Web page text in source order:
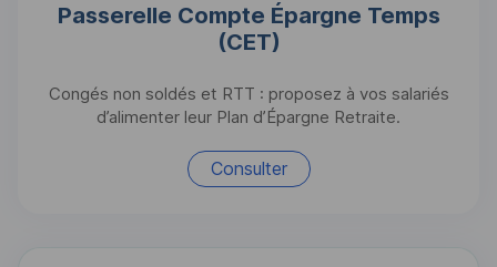
Passerelle Compte Épargne Temps
(CET)
Congés non soldés et RTT : proposez à vos salariés
d’alimenter leur Plan d’Épargne Retraite.
Consulter